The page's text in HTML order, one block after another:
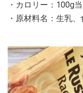
・カロリー：100g
・原材料名：生乳、